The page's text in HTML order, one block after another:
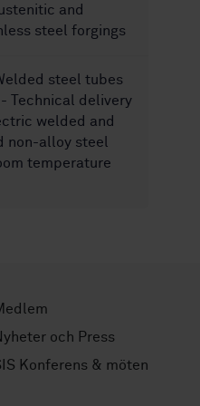
and
steel forgings
steel tubes
Technical delivery
welded and
non-alloy steel
temperature
och Press
Konferens & möten